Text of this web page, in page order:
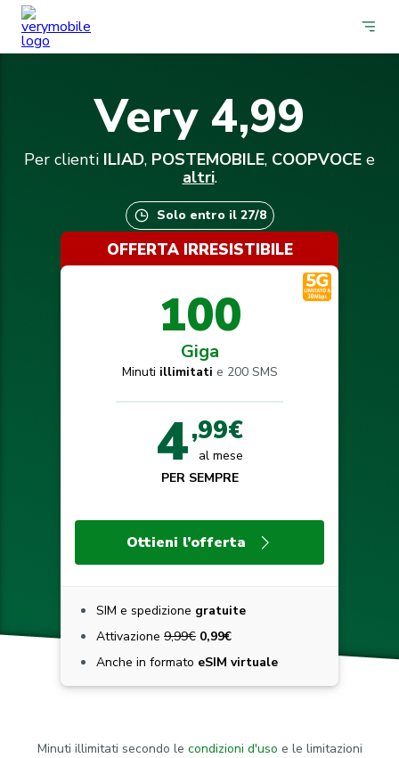
OFFERTA IRRESISTIBILE
100
Giga
Minuti illimitati e 200 SMS
4,99€
al mese
PER SEMPRE
Ottieni l’offerta
SIM e spedizione gratuite
Attivazione 9,99€ 0,99€
Anche in formato eSIM virtuale
Very 4,99
Per clienti ILIAD, POSTEMOBILE, COOPVOCE e
altri.
Solo entro il 27/8
Minuti illimitati secondo le condizioni d'uso e le limitazioni